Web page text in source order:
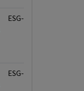
ESG-Fonds
ESG-Fonds